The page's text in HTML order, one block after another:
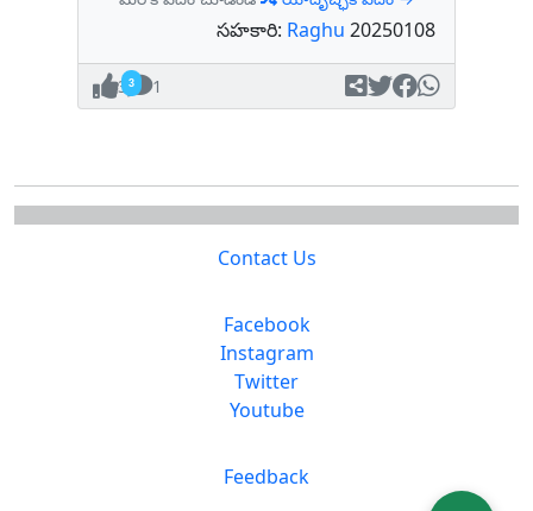
సహకారి: Raghu 20250108
3 1
Contact Us
Facebook
Instagram
Twitter
Youtube
Feedback